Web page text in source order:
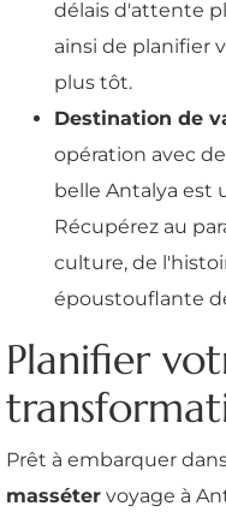
délais d'attente
ainsi de planifier
plus tôt.
Destination de
opération avec
belle Antalya est
Récupérez au
culture, de
époustouflante
Planifier
Prêt à embarquer
masséter voyage à